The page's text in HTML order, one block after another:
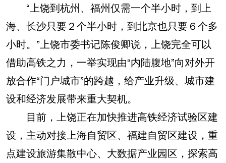
“上饶到杭州、福州仅需一个半小时，到上
海、长沙只要２个半小时，到北京也只要６个多
小时。”上饶市委书记陈俊卿说，上饶完全可以
借助高铁之力，一举实现由“内陆腹地”向对外开
放合作“门户城市”的跨越，给产业升级、城市建
设和经济发展带来重大契机。
目前，上饶正在加快推进高铁经济试验区建
设，主动对接上海自贸区、福建自贸区建设，重
点建设旅游集散中心、大数据产业园区，探索高